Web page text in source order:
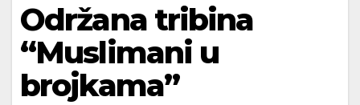
Održana tribina
“Muslimani u
brojkama”